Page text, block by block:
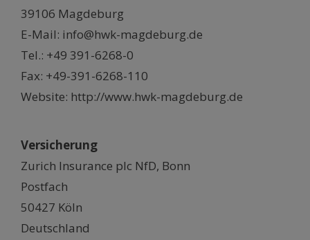
39106 Magdeburg
E-Mail: info@hwk-magdeburg.de
Tel.: +49 391-6268-0
Fax: +49-391-6268-110
Website: http://www.hwk-magdeburg.de
Versicherung
Zurich Insurance plc NfD, Bonn
Postfach
50427 Köln
Deutschland